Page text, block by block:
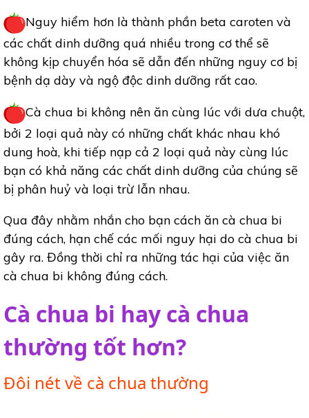
Nguy hiểm hơn là thành phần beta caroten và
các chất dinh dưỡng quá nhiều trong cơ thể sẽ
không kịp chuyển hóa sẽ dẫn đến những nguy cơ bị
bệnh dạ dày và ngộ độc dinh dưỡng rất cao.
Cà chua bi không nên ăn cùng lúc với dưa chuột,
bởi 2 loại quả này có những chất khác nhau khó
dung hoà, khi tiếp nạp cả 2 loại quả này cùng lúc
bạn có khả năng các chất dinh dưỡng của chúng sẽ
bị phân huỷ và loại trừ lẫn nhau.
Qua đây nhằm nhắn cho bạn cách ăn cà chua bi
đúng cách, hạn chế các mối nguy hại do cà chua bi
gây ra. Đồng thời chỉ ra những tác hại của việc ăn
cà chua bi không đúng cách.
Cà chua bi hay cà chua
thường tốt hơn?
Đôi nét về cà chua thường